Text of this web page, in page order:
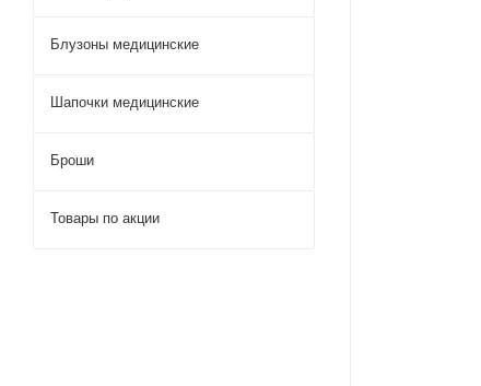
Блузоны медицинские
Шапочки медицинские
Броши
Товары по акции